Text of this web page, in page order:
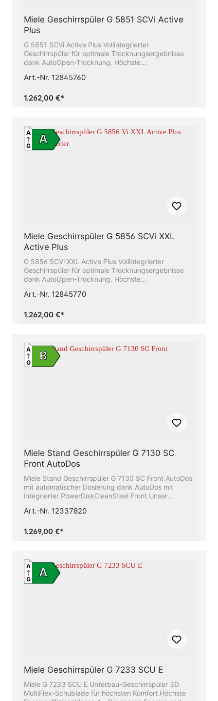
Miele Geschirrspüler G 5851 SCVi Active
Plus
G 5851 SCVi Active Plus Vollintegrierter
Geschirrspüler für optimale Trocknungsergebnisse
dank AutoOpen-Trocknung. Höchste
schonen die UmweltBeste Ergebnisse in weniger als
Die 3D-MultiFlex-Schublade mit mehr Platz für Ihr
WarmwasseranschlussesFlexible Korbgestaltung,
abgestimmt auf Ihren Alltag - Comfort Körbe
Art.-Nr. 12845760
1.262,00 €*
A
A
G
Miele Geschirrspüler G 5856 SCVi XXL
Active Plus
G 5856 SCVi XXL Active Plus Vollintegrierter
Geschirrspüler für optimale Trocknungsergebnisse
dank AutoOpen-Trocknung. Höchste
schonen die UmweltBeste Ergebnisse in weniger als
Die 3D-MultiFlex-Schublade mit mehr Platz für Ihr
WarmwasseranschlussesFlexible Korbgestaltung,
abgestimmt auf Ihren Alltag - Comfort Körbe
Art.-Nr. 12845770
1.262,00 €*
B
A
G
Miele Stand Geschirrspüler G 7130 SC
Front AutoDos
Miele Stand Geschirrspüler G 7130 SC Front AutoDos
mit automatischer Dosierung dank AutoDos mit
integrierter PowerDiskCleanSteel Front Unser
Platz für Ihr BesteckMehr Informationsmöglichkeiten
trocken − Die Miele AutoOpen-
Art.-Nr. 12337820
1.269,00 €*
A
A
G
Miele Geschirrspüler G 7233 SCU E
Miele G 7233 SCU E Unterbau-Geschirrspüler 3D
MultiFlex-Schublade für höchsten Komfort.Höchste